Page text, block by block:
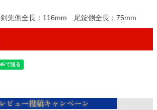
剣先側全長：116mm 尾錠側全長：75mm